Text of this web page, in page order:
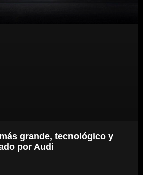
grande, tecnológico y
por Audi